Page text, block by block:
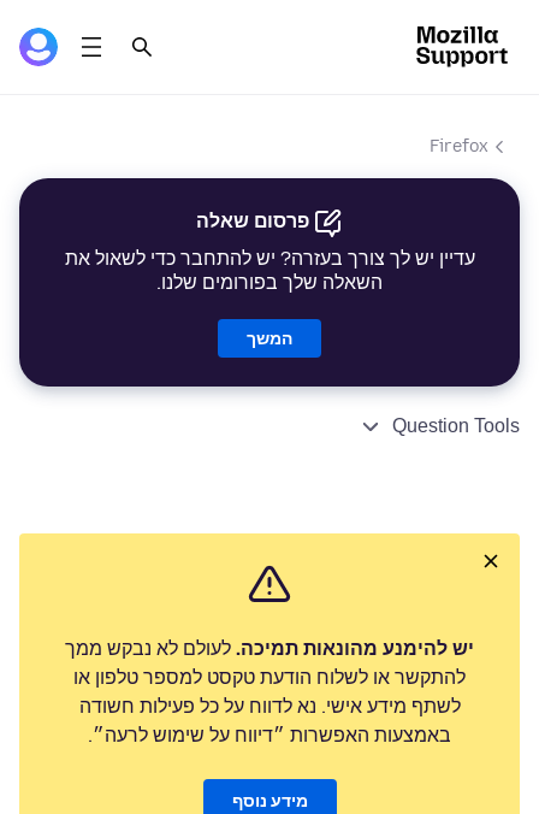
Firefox
פרסום שאלה
עדיין יש לך צורך בעזרה? יש להתחבר כדי לשאול את
השאלה שלך בפורומים שלנו.
המשך
Question Tools
יש להימנע מהונאות תמיכה. לעולם לא נבקש ממך
להתקשר או לשלוח הודעת טקסט למספר טלפון או
לשתף מידע אישי. נא לדווח על כל פעילות חשודה
באמצעות האפשרות ״דיווח על שימוש לרעה״.
מידע נוסף